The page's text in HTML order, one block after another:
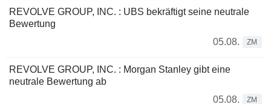
REVOLVE GROUP, INC. : UBS bekräftigt seine neutrale
Bewertung
05.08.
ZM
REVOLVE GROUP, INC. : Morgan Stanley gibt eine
neutrale Bewertung ab
05.08.
ZM